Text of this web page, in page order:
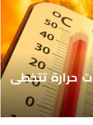
حرارة تتخطى